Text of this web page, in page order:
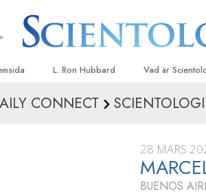
L. Ron Hubbard Vad är
Trossatser och
Vad
Scientology
Träffa en
CONNECT
28 MARS
BUENOS